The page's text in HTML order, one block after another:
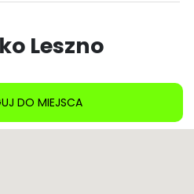
Leszno
DO MIEJSCA